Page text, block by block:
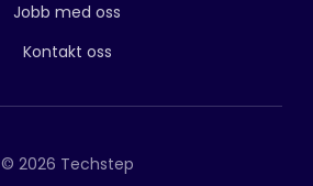
Jobb med oss
Kontakt oss
© 2026 Techstep